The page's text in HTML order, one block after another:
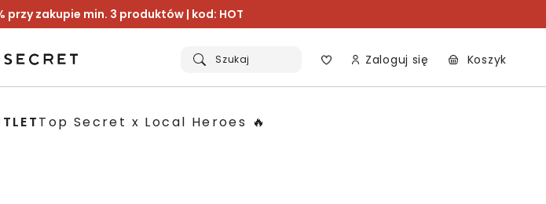
przy zakupie min. 3 produktów | kod: HOT
Szukaj Zaloguj się Koszyk
Top Secret x Local Heroes 🔥